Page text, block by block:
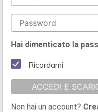
Hai dimenticato la
Ricordami
ACCEDI E
Non hai un account?